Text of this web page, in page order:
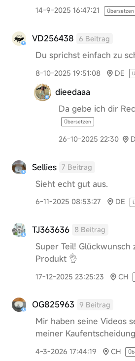
14-9-2025 16:47:21 Übersetzen
VD256438 6 Beitrag
Du sprichst einfach zu
8-10-2025 19:51:08 DE
dieedaaa
Da gebe ich dir
Übersetzen
26-10-2025 22:30
Sellies 7 Beitrag
Sieht echt gut aus.
6-11-2025 08:53:27 DE
TJ363636 8 Beitrag
Super Teil! Glückwunsch
Produkt 👌
17-12-2025 23:25:23 CH
OG825963 9 Beitrag
Mir haben seine Videos
meiner
4-3-2026 17:44:19 CH